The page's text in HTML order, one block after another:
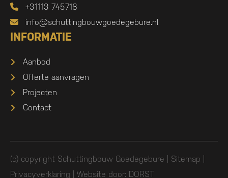
+31113 745718
info@schuttingbouwgoedegebure.nl
INFORMATIE
Aanbod
Offerte aanvragen
Projecten
Contact
(c) copyright Schuttingbouw Goedegebure | Sitemap
Privacyverklaring | Website door: DORST